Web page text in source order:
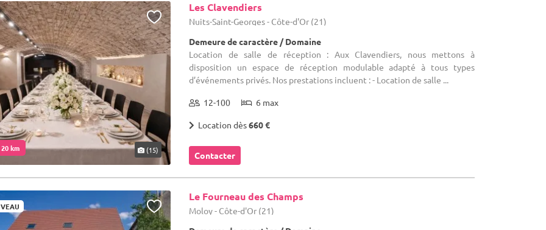
km (15)
Les Clavendiers
Nuits-Saint-Georges - Côte-d'Or (21)
Demeure de caractère / Domaine
Location de salle de réception : Aux Clavendiers, nous mettons à
disposition un espace de réception modulable adapté à tous types
d’événements privés. Nos prestations incluent : - Location de salle ...
12-100 6 max
Location dès660 €
Contacter
Le Fourneau des Champs
Moloy - Côte-d'Or (21)